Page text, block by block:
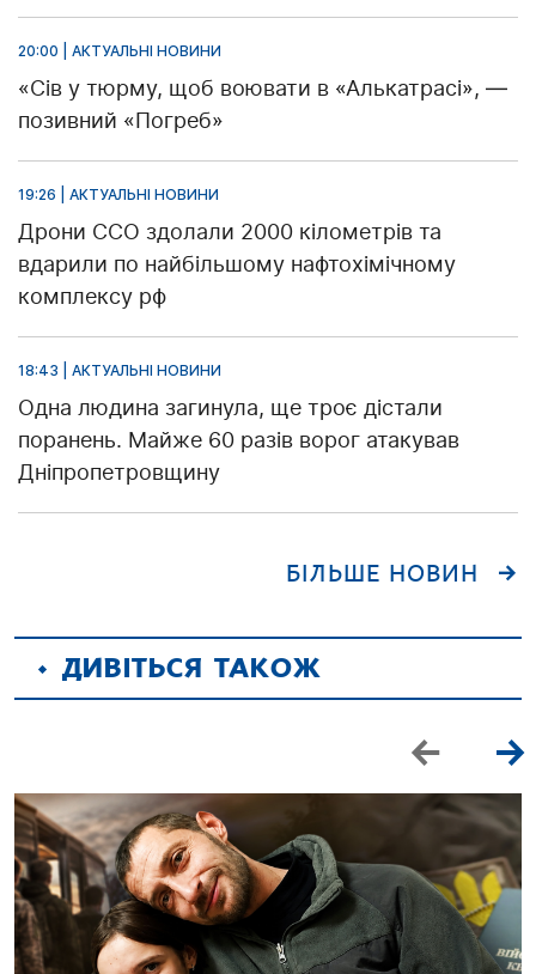
20:00 | АКТУАЛЬНІ НОВИНИ
«Сів у тюрму, щоб воювати в «Алькатрасі», —
позивний «Погреб»
19:26 | АКТУАЛЬНІ НОВИНИ
Дрони ССО здолали 2000 кілометрів та
вдарили по найбільшому нафтохімічному
комплексу рф
18:43 | АКТУАЛЬНІ НОВИНИ
Одна людина загинула, ще троє дістали
поранень. Майже 60 разів ворог атакував
Дніпропетровщину
БІЛЬШЕ НОВИН
ДИВІТЬСЯ ТАКОЖ